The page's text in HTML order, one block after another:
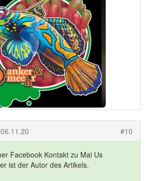
#10
Facebook Kontakt zu Mai Us
ist der Autor des Artikels.